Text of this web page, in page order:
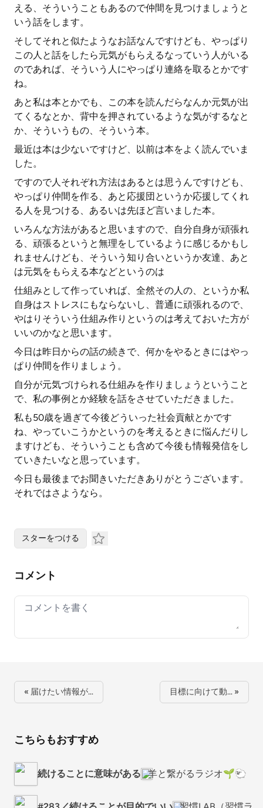
える、そういうこともあるので仲間を見つけましょうと
いう話をします。
そしてそれと似たようなお話なんですけども、やっぱり
この人と話をしたら元気がもらえるなっていう人がいる
のであれば、そういう人にやっぱり連絡を取るとかです
ね。
あと私は本とかでも、この本を読んだらなんか元気が出
てくるなとか、背中を押されているような気がするなと
か、そういうもの、そういう本。
最近は本は少ないですけど、以前は本をよく読んでいま
した。
ですので人それぞれ方法はあるとは思うんですけども、
やっぱり仲間を作る、あと応援団というか応援してくれ
る人を見つける、あるいは先ほど言いました本。
いろんな方法があると思いますので、自分自身が頑張れ
る、頑張るというと無理をしているように感じるかもし
れませんけども、そういう知り合いというか友達、あと
は元気をもらえる本などというのは
仕組みとして作っていれば、全然その人の、というか私
自身はストレスにもならないし、普通に頑張れるので、
やはりそういう仕組み作りというのは考えておいた方が
いいのかなと思います。
今日は昨日からの話の続きで、何かをやるときにはやっ
ぱり仲間を作りましょう。
自分が元気づけられる仕組みを作りましょうということ
で、私の事例とか経験を話をさせていただきました。
私も50歳を過ぎて今後どういった社会貢献とかです
ね、やっていこうかというのを考えるときに悩んだりし
ますけども、そういうことも含めて今後も情報発信をし
ていきたいなと思っています。
今日も最後までお聞きいただきありがとうございます。
それではさようなら。
スターをつける
コメント
Your comment
« 届けたい情報が… 目標に向けて動… »
こちらもおすすめ
続けることに意味がある 羊と繋がるラジオ🌱🐑